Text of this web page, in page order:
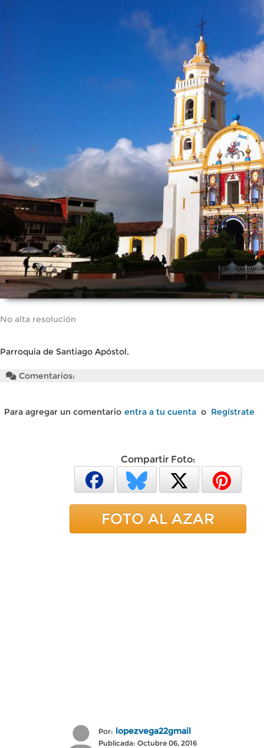
No alta resolución
Parroquia de Santiago Apóstol.
Comentarios:
Para agregar un comentario entra a tu cuenta o Regístrate
Compartir Foto:
FOTO AL AZAR
Por: lopezvega22gmail
Publicada: Octubre 06, 2016